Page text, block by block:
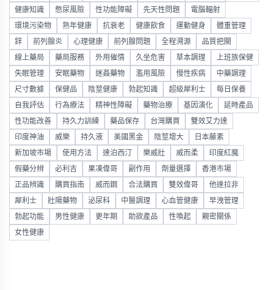
健康知識 憋尿風險 性功能障礙 先天性問題 電腦輻射
環境污染物 熟年健康 抗衰老 健康飲食 運動健身 體重管理
鋅 前列腺炎 心理健康 前列腺問題 全程溯源 品質把關
線上藥局 藥局服務 外用催情 久坐危害 草本調理 上班族保健
失眠管理 安眠藥物 迷姦藥物 濫用風險 慢性疾病 中藥調理
尺寸數據 保健品 陰莖健康 勃起知識 超級犀利士 每日保養
自我評估 行為療法 精神性障礙 藥物治療 基因演化 延時產品
性功能改善 持久力訓練 藥品保存 台灣購買 雙效艾力達
印度神油 威樂 持久液 美國黑金 陰莖增大 日本藤素
新加坡市場 使用方法 達泊西汀 樂威壯 威而柔 印度紅魔
假藥分辨 必利吉 果凍偉哥 副作用 劑量選擇 香港市場
正品辨識 購買指南 威而鋼 合法購買 雙效偉哥 他達拉非
犀利士 壯陽藥物 泌尿科 中醫調理 心血管健康 早洩管理
勃起功能 男性健康 更年期 助欲產品 性喚起 親密關係
女性健康